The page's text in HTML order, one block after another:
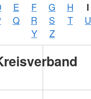
E F G H I
Q R S T U
Y
Z